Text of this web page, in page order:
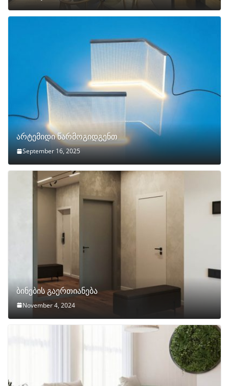
არტემიდი წარმოგიდგენთ
September 16, 2025
ბინების გაერთიანება
November 4, 2024